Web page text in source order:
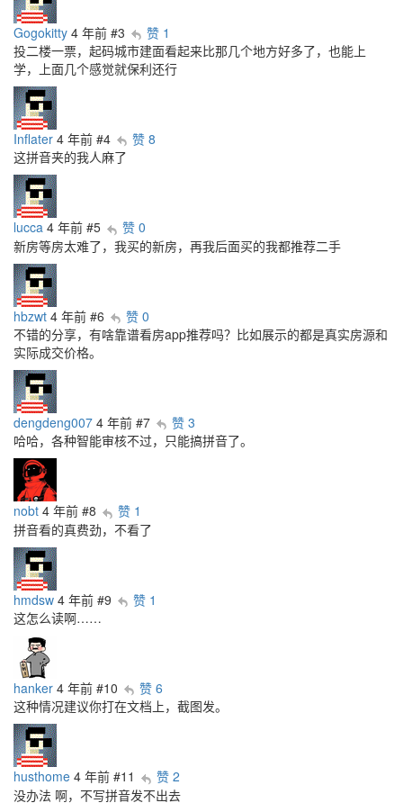
Gogokitty 4 年前 #3
赞 1
投二楼一票，起码城市建面看起来比那几个地方好多了，也能上
学，上面几个感觉就保利还行
Inflater 4 年前 #4
赞 8
这拼音夹的我人麻了
lucca 4 年前 #5
赞 0
新房等房太难了，我买的新房，再我后面买的我都推荐二手
hbzwt 4 年前 #6
赞 0
不错的分享，有啥靠谱看房app推荐吗？比如展示的都是真实房源和
实际成交价格。
dengdeng007 4 年前 #7
赞 3
哈哈，各种智能审核不过，只能搞拼音了。
nobt 4 年前 #8
赞 1
拼音看的真费劲，不看了
hmdsw 4 年前 #9
赞 1
这怎么读啊……
hanker 4 年前 #10
赞 6
这种情况建议你打在文档上，截图发。
husthome 4 年前 #11
赞 2
没办法 啊，不写拼音发不出去